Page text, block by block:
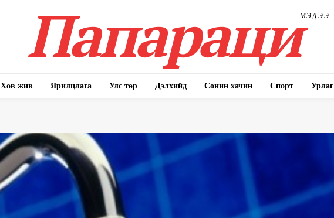
ПапарациМЭДЭЭ
Хов жив Ярилцлага Улс төр Дэлхийд Сонин хачин Спорт Урлаг